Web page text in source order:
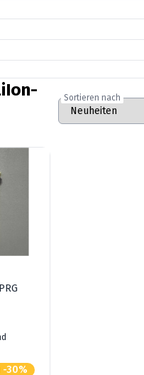
Sortieren nach
-30%